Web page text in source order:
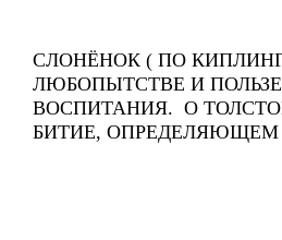
СЛОНЁНОК ( ПО
ЛЮБОПЫТСТВЕ И ПОЛЬЗЕ
ВОСПИТАНИЯ. О
БИТИЕ, ОПРЕДЕЛЯЮЩЕМ